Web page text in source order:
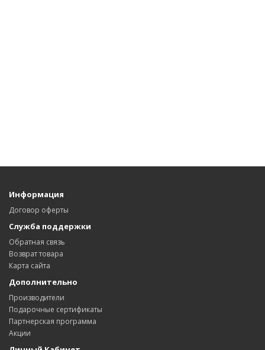
Информация
Договор оферты
Служба поддержки
Обратная связь
Возврат товара
Карта сайта
Дополнительно
Производители
Подарочные сертификаты
Партнерская программа
Акции